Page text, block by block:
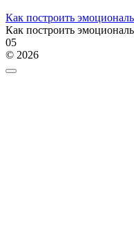
Как построить
Как построить
05
© 2026